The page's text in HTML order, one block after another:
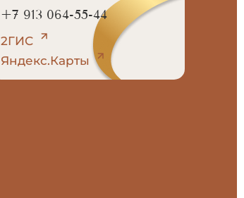
+7 913 064-55-44
2ГИС
Яндекс.Карты